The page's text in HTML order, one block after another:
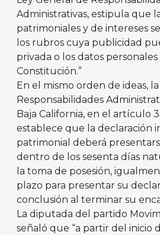
Administrativas, estipula que
patrimoniales y de intereses
los rubros cuya publicidad
privada o los datos
Constitución.”
En el mismo orden de ideas,
Responsabilidades
Baja California, en el artículo
establece que la declaración
patrimonial deberá
dentro de los sesenta días
la toma de posesión,
plazo para presentar su
conclusión al terminar su
La diputada del partido
señaló que “a partir del inicio